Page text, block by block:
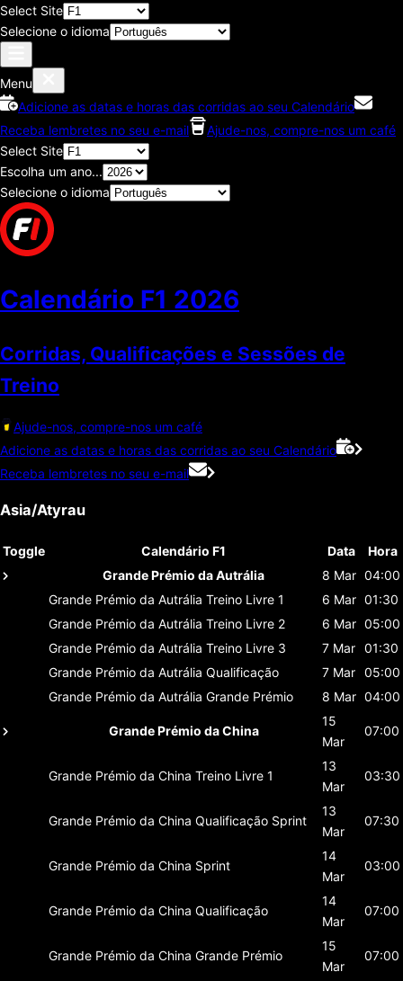
Select Site
Selecione o idioma
Menu
Adicione as datas e horas das corridas ao seu Calendário
Receba lembretes no seu e-mail
Ajude-nos, compre-nos um café
Select Site
Escolha um ano...
Selecione o idioma
Calendário F1 2026
Corridas, Qualificações e Sessões de
Treino
Ajude-nos, compre-nos um café
Adicione as datas e horas das corridas ao seu Calendário
Receba lembretes no seu e-mail
Asia/Atyrau
Toggle Calendário F1 Data
Hora
Grande Prémio da Autrália
8 Mar 04:00
Grande Prémio da Autrália Treino Livre 1 6 Mar 01:30
Grande Prémio da Autrália Treino Livre 2 6 Mar 05:00
Grande Prémio da Autrália Treino Livre 3 7 Mar 01:30
Grande Prémio da Autrália Qualificação 7 Mar 05:00
Grande Prémio da Autrália Grande Prémio 8 Mar 04:00
Grande Prémio da China
15
Mar
07:00
Grande Prémio da China Treino Livre 1
13
Mar
03:30
Grande Prémio da China Qualificação Sprint
13
Mar
07:30
Grande Prémio da China Sprint
14
Mar
03:00
Grande Prémio da China Qualificação
14
Mar
07:00
Grande Prémio da China Grande Prémio
15
Mar
07:00